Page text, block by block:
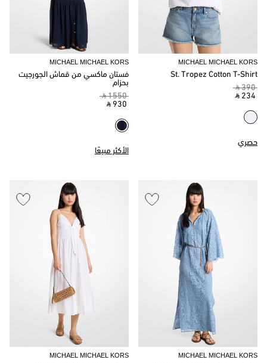
MICHAEL MICHAEL KORS
St. Tropez Cotton T-Shirt
‎ ⃁ 390 ‎
‎ ⃁ 234 ‎
حصري
MICHAEL MICHAEL KORS
فستان ماكسي من قماش الجورجيت
بحزام
‎ ⃁ 1550 ‎
‎ ⃁ 930 ‎
الأكثر مبيعًا
MICHAEL MICHAEL KORS
MICHAEL MICHAEL KORS